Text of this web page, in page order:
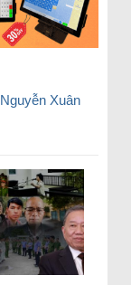
Nguyễn Xuân